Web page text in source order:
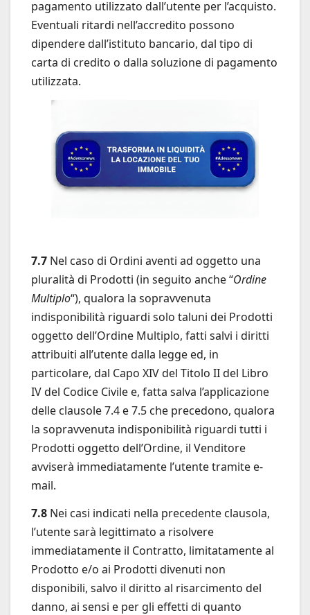
pagamento utilizzato dall’utente per l’acquisto.
Eventuali ritardi nell’accredito possono
dipendere dall’istituto bancario, dal tipo di
carta di credito o dalla soluzione di pagamento
utilizzata.
7.7 Nel caso di Ordini aventi ad oggetto una
pluralità di Prodotti (in seguito anche “Ordine
Multiplo“), qualora la sopravvenuta
indisponibilità riguardi solo taluni dei Prodotti
oggetto dell’Ordine Multiplo, fatti salvi i diritti
attribuiti all’utente dalla legge ed, in
particolare, dal Capo XIV del Titolo II del Libro
IV del Codice Civile e, fatta salva l’applicazione
delle clausole 7.4 e 7.5 che precedono, qualora
la sopravvenuta indisponibilità riguardi tutti i
Prodotti oggetto dell’Ordine, il Venditore
avviserà immediatamente l’utente tramite e-
mail.
7.8 Nei casi indicati nella precedente clausola,
l’utente sarà legittimato a risolvere
immediatamente il Contratto, limitatamente al
Prodotto e/o ai Prodotti divenuti non
disponibili, salvo il diritto al risarcimento del
danno, ai sensi e per gli effetti di quanto